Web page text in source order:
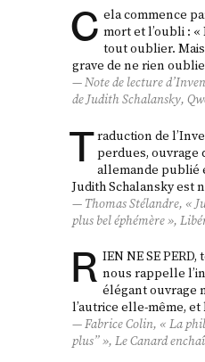
C ela commence
mort et l’oubli :
tout oublier.
grave de ne rien
Note de lecture d’
de Judith Schalansky,
T raduction de
perdues, ouvrage
allemande publié
Judith Schalansky est
Thomas Stélandre, «
plus bel éphémère »,
R IEN NE SE
nous rappelle
élégant ouvrage
l’autrice elle-même,
Fabrice Colin, « La
plus” »,Le Canard